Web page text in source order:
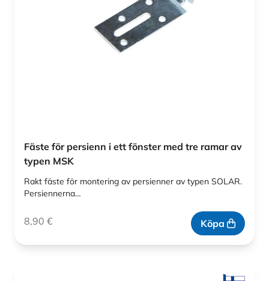
Fäste för persienn i ett fönster med tre ramar av
typen MSK
Rakt fäste för montering av persienner av typen SOLAR.
Persiennerna…
8,90 € Köpa